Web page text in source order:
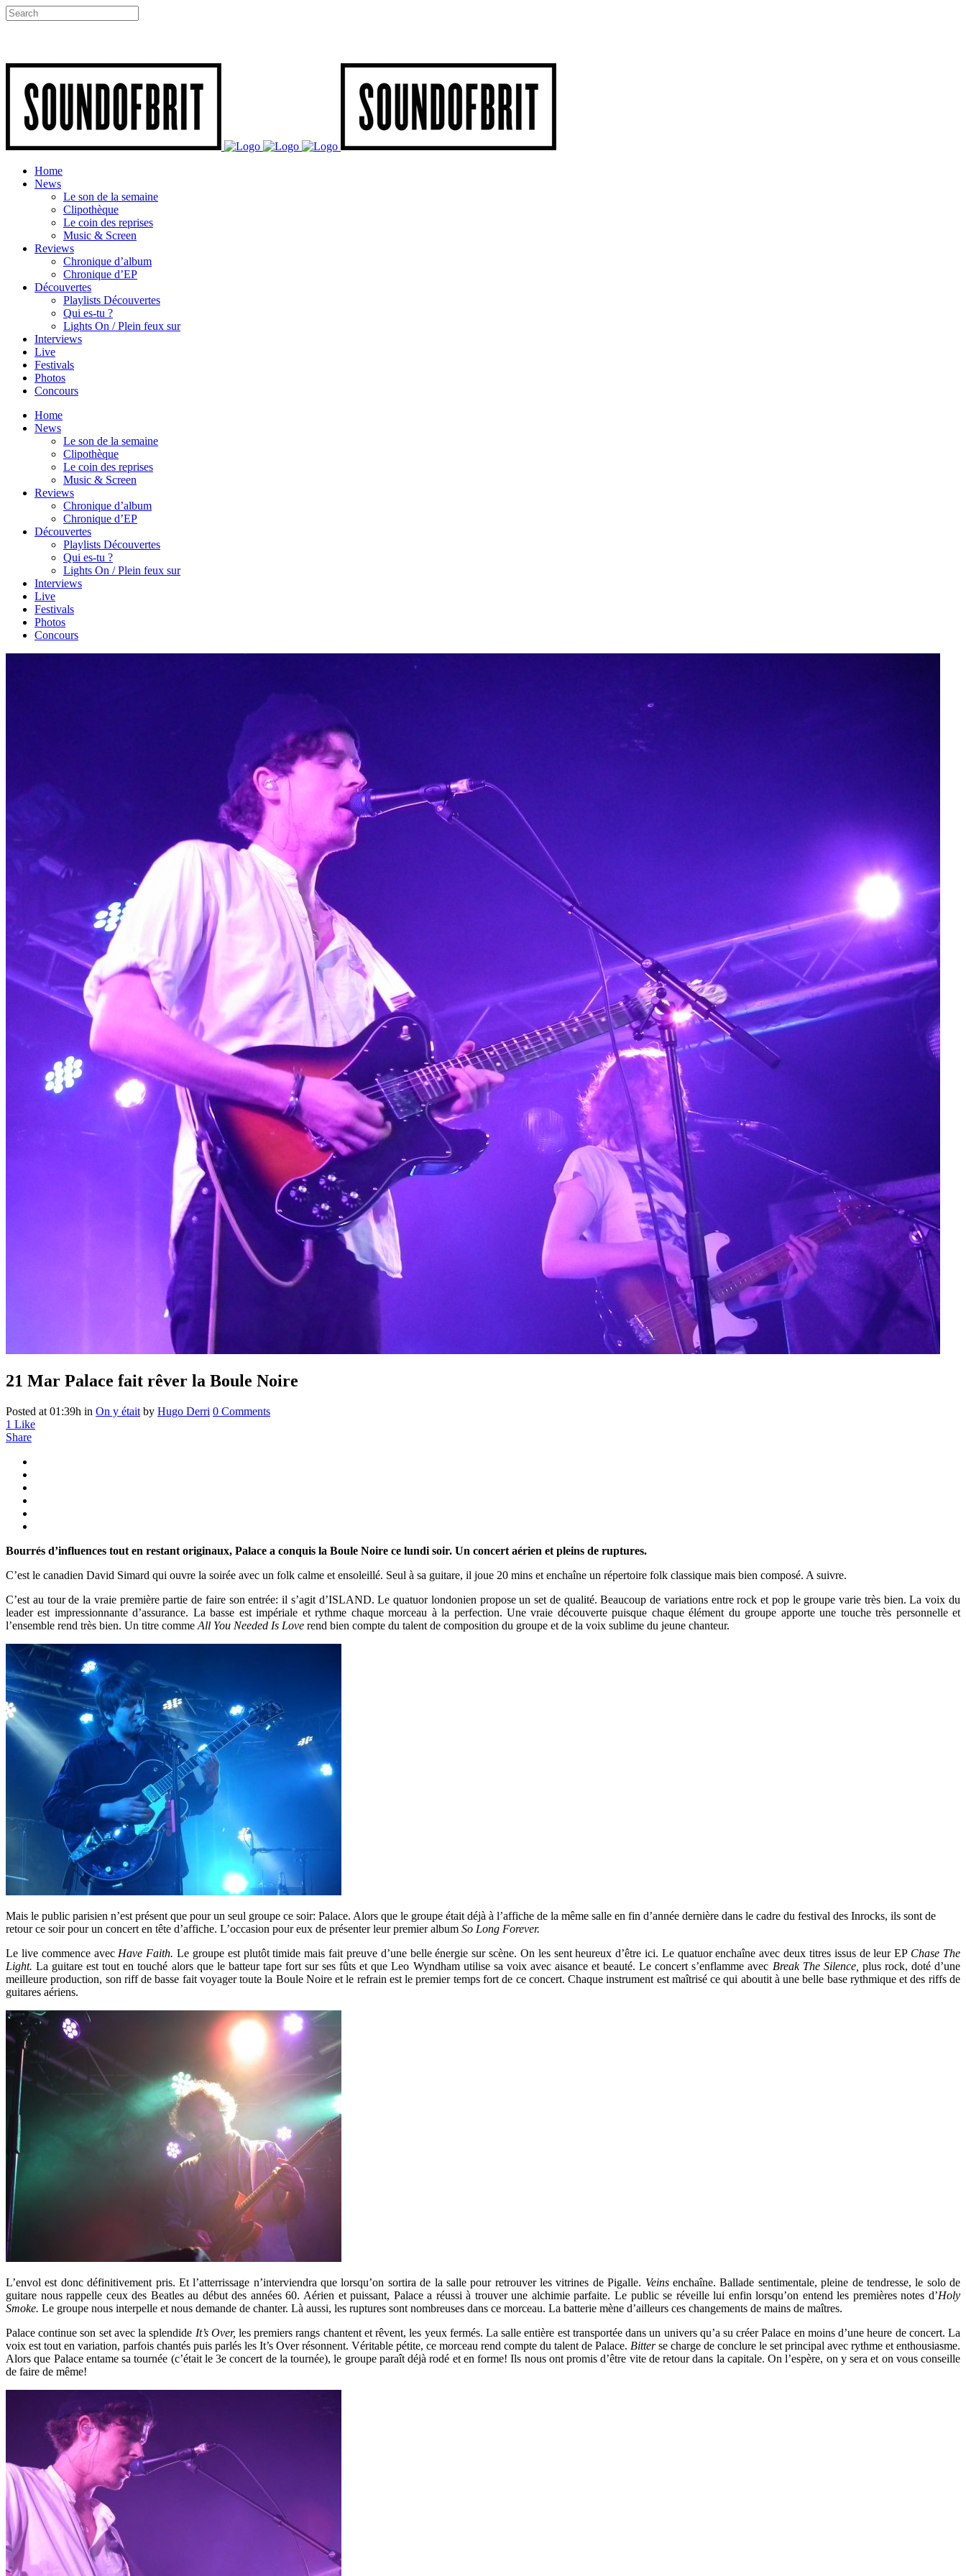
Home
News
Le son de la semaine
Clipothèque
Le coin des reprises
Music & Screen
Reviews
Chronique d’album
Chronique d’EP
Découvertes
Playlists Découvertes
Qui es-tu ?
Lights On / Plein feux sur
Interviews
Live
Festivals
Photos
Concours
Home
News
Le son de la semaine
Clipothèque
Le coin des reprises
Music & Screen
Reviews
Chronique d’album
Chronique d’EP
Découvertes
Playlists Découvertes
Qui es-tu ?
Lights On / Plein feux sur
Interviews
Live
Festivals
Photos
Concours
21 Mar Palace fait rêver la Boule Noire
Posted at 01:39h in On y était by Hugo Derri 0 Comments
1 Like
Share
Bourrés d’influences tout en restant originaux, Palace a conquis la Boule Noire ce lundi soir. Un concert aérien et pleins de ruptures.
C’est le canadien David Simard qui ouvre la soirée avec un folk calme et ensoleillé. Seul à sa guitare, il joue 20 mins et enchaîne un répertoire folk classique mais bien composé. A suivre.
C’est au tour de la vraie première partie de faire son entrée: il s’agit d’ISLAND. Le quatuor londonien propose un set de qualité. Beaucoup de variations entre rock et pop le groupe varie très bien. La voix du
leader est impressionnante d’assurance. La basse est impériale et rythme chaque morceau à la perfection. Une vraie découverte puisque chaque élément du groupe apporte une touche très personnelle et
l’ensemble rend très bien. Un titre comme All You Needed Is Love rend bien compte du talent de composition du groupe et de la voix sublime du jeune chanteur.
Mais le public parisien n’est présent que pour un seul groupe ce soir: Palace. Alors que le groupe était déjà à l’affiche de la même salle en fin d’année dernière dans le cadre du festival des Inrocks, ils sont de
retour ce soir pour un concert en tête d’affiche. L’occasion pour eux de présenter leur premier album So Long Forever.
Le live commence avecHave Faith. Le groupe est plutôt timide mais fait preuve d’une belle énergie sur scène. On les sent heureux d’être ici. Le quatuor enchaîne avec deux titres issus de leur EP Chase The
Light.La guitare est tout en touché alors que le batteur tape fort sur ses fûts et que Leo Wyndham utilise sa voix avec aisance et beauté. Le concert s’enflamme avec Break The Silence, plus rock, doté d’une
meilleure production, son riff de basse fait voyager toute la Boule Noire et le refrain est le premier temps fort de ce concert. Chaque instrument est maîtrisé ce qui aboutit à une belle base rythmique et des riffs de
guitares aériens.
L’envol est donc définitivement pris. Et l’atterrissage n’interviendra que lorsqu’on sortira de la salle pour retrouver les vitrines de Pigalle. Veins enchaîne. Ballade sentimentale, pleine de tendresse, le solo de
guitare nous rappelle ceux des Beatles au début des années 60. Aérien et puissant, Palace a réussi à trouver une alchimie parfaite. Le public se réveille lui enfin lorsqu’on entend les premières notes d’Holy
Smoke. Le groupe nous interpelle et nous demande de chanter. Là aussi, les ruptures sont nombreuses dans ce morceau. La batterie mène d’ailleurs ces changements de mains de maîtres.
Palace continue son set avec la splendide It’s Over, les premiers rangs chantent et rêvent, les yeux fermés. La salle entière est transportée dans un univers qu’a su créer Palace en moins d’une heure de concert. La
voix est tout en variation, parfois chantés puis parlés les It’s Over résonnent. Véritable pétite, ce morceau rend compte du talent de Palace. Bitterse charge de conclure le set principal avec rythme et enthousiasme.
Alors que Palace entame sa tournée (c’était le 3e concert de la tournée), le groupe paraît déjà rodé et en forme! Ils nous ont promis d’être vite de retour dans la capitale. On l’espère, on y sera et on vous conseille
de faire de même!